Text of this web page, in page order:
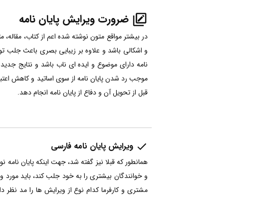
ضرورت ویرایش پایان نامه
در بیشتر مواقع متون نوشته شده اعم از کتاب،
و اشکالی باشد و علاوه بر زیبایی بصری باعث جلب
نامه دارای موضوع و ایده ای ناب باشد و نتایج
موجب رد شدن پایان نامه از سوی اساتید و کاهش
قبل از تحویل آن و دفاع از پایان نامه انجام دهد.
ویرایش پایان نامه فارسی
همانطور که قبلا نیز گفته شد، جهت اینکه پایان
و خوانندگان بیشتری را به خود جلب کند، باید
مشتری و کارفرما کدام نوع از ویرایش ها را مد